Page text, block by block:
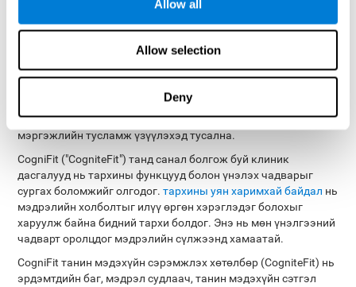
Allow all
Allow selection
Deny
Танин мэдэхүйд үнэлэлт
дүгнэлт өгөх чадварыг хэрхэн
сэргээж, сайжруулах вэ?
Танин мэдэхүйн бусад чадваруудын нэгэн адил үнэлгээг
сургаж, судалж, сайжруулж, CogniFit ("CogniFit") танд
мэргэжлийн тусламж үзүүлэхэд тусална.
CogniFit ("CogniteFit") танд санал болгож буй клиник
дасгалууд нь тархины функцууд болон үнэлэх чадварыг
сургах боломжийг олгодог.тархины уян харимхай байдал нь
мэдрэлийн холболтыг илүү өргөн хэрэглэдэг болохыг
харуулж байна бидний тархи болдог. Энэ нь мөн үнэлгээний
чадварт оролцдог мэдрэлийн сүлжээнд хамаатай.
CogniFit танин мэдэхүйн сэрэмжлэх хөтөлбөр (CogniteFit) нь
эрдэмтдийн баг, мэдрэл судлаач, танин мэдэхүйн сэтгэл